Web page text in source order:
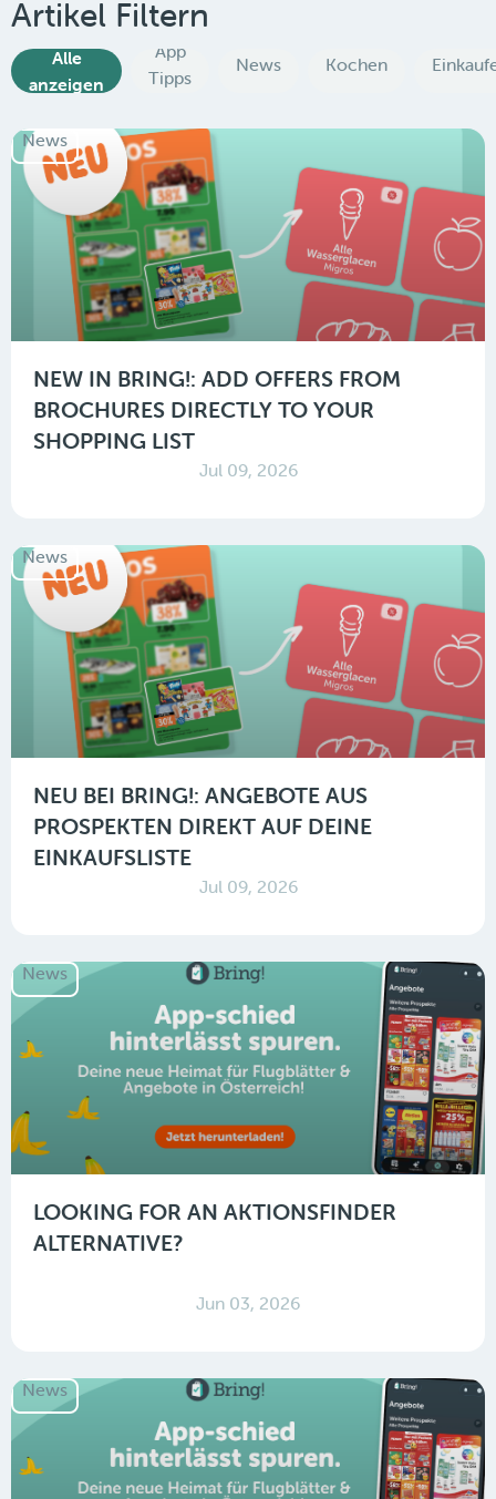
Artikel Filtern
Alle
anzeigen
App
Tipps
News Kochen
News
NEW IN BRING!: ADD OFFERS FROM
BROCHURES DIRECTLY TO YOUR
SHOPPING LIST
Jul 09, 2026
News
NEU BEI BRING!: ANGEBOTE AUS
PROSPEKTEN DIREKT AUF DEINE
EINKAUFSLISTE
Jul 09, 2026
News
LOOKING FOR AN AKTIONSFINDER
ALTERNATIVE?
Jun 03, 2026
News